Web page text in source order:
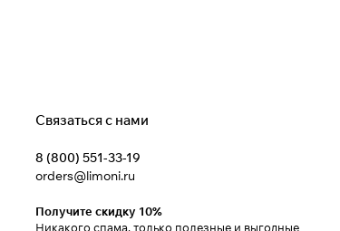
Связаться с нами
8 (800) 551-33-19
orders@limoni.ru
Получите скидку 10%
Никакого спама, только полезные и выгодные